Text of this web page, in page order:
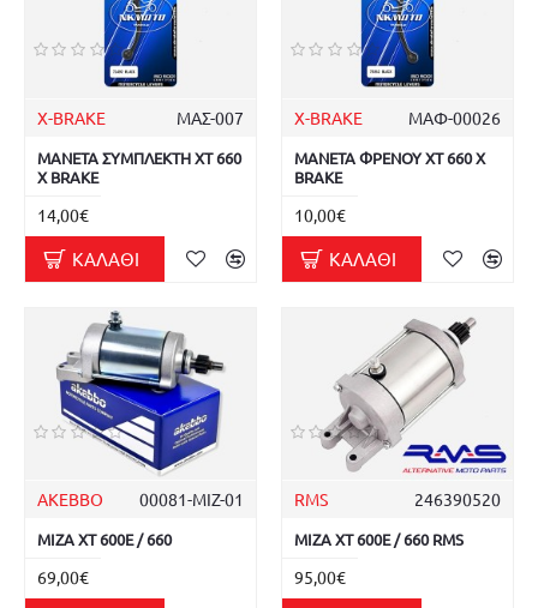
X-BRAKE ΜΑΣ-007
ΜΑΝΕΤΑ ΣΥΜΠΛΕΚΤΗ XT 660
X BRAKE
14,00€
ΚΑΛΆΘΙ
X-BRAKE ΜΑΦ-00026
ΜΑΝΕΤΑ ΦΡΕΝΟΥ XT 660 X
BRAKE
10,00€
ΚΑΛΆΘΙ
AKEBBO 00081-MIZ-01
ΜΙΖΑ XT 600E / 660
69,00€
RMS 246390520
ΜΙΖΑ XT 600E / 660 RMS
95,00€